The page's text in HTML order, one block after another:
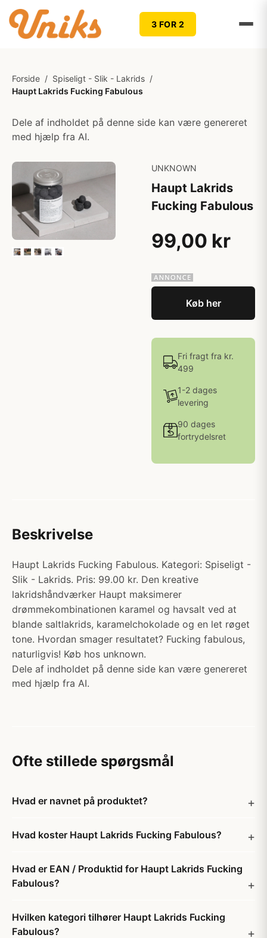
3 FOR 2
Forside / Spiseligt - Slik - Lakrids /
Haupt Lakrids Fucking Fabulous
Dele af indholdet på denne side kan være genereret
med hjælp fra AI.
UNKNOWN
Haupt Lakrids
Fucking Fabulous
99,00 kr
Køb her
Fri fragt fra kr.
499
1-2 dages
levering
90 dages
fortrydelsret
Beskrivelse
Haupt Lakrids Fucking Fabulous. Kategori: Spiseligt -
Slik - Lakrids. Pris: 99.00 kr. Den kreative
lakridshåndværker Haupt maksimerer
drømmekombinationen karamel og havsalt ved at
blande saltlakrids, karamelchokolade og en let røget
tone. Hvordan smager resultatet? Fucking fabulous,
naturligvis! Køb hos unknown.
Dele af indholdet på denne side kan være genereret
med hjælp fra AI.
Ofte stillede spørgsmål
Hvad er navnet på produktet?
Hvad koster Haupt Lakrids Fucking Fabulous?
Hvad er EAN / Produktid for Haupt Lakrids Fucking
Fabulous?
Hvilken kategori tilhører Haupt Lakrids Fucking
Fabulous?